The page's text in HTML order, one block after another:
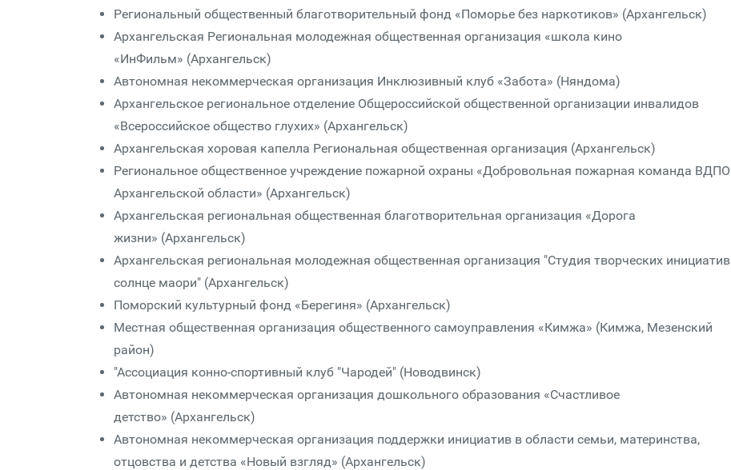
Региональный общественный благотворительный фонд «Поморье без наркотиков» (Архангельск)
Архангельская Региональная молодежная общественная организация «школа кино
«ИнФильм» (Архангельск)
Автономная некоммерческая организация Инклюзивный клуб «Забота» (Няндома)
Архангельское региональное отделение Общероссийской общественной организации инвалидов
«Всероссийское общество глухих» (Архангельск)
Архангельская хоровая капелла Региональная общественная организация (Архангельск)
Региональное общественное учреждение пожарной охраны «Добровольная пожарная команда ВДПО
Архангельской области» (Архангельск)
Архангельская региональная общественная благотворительная организация «Дорога
жизни» (Архангельск)
Архангельская региональная молодежная общественная организация "Студия творческих инициатив
солнце маори" (Архангельск)
Поморский культурный фонд «Берегиня» (Архангельск)
Местная общественная организация общественного самоуправления «Кимжа» (Кимжа, Мезенский
район)
"Ассоциация конно-спортивный клуб "Чародей" (Новодвинск)
Автономная некоммерческая организация дошкольного образования «Счастливое
детство» (Архангельск)
Автономная некоммерческая организация поддержки инициатив в области семьи, материнства,
отцовства и детства «Новый взгляд» (Архангельск)